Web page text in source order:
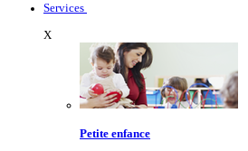
Services
X
Petite enfance